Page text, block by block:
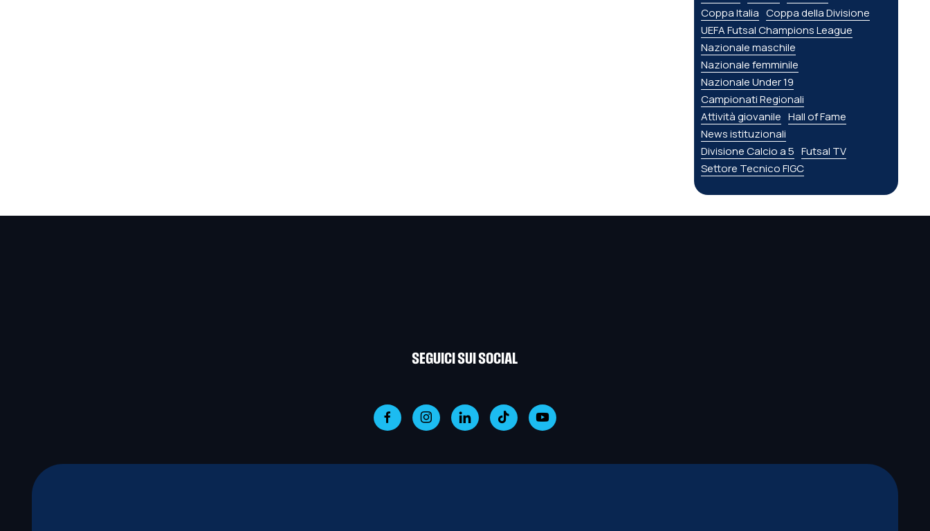
Coppa Italia Coppa della Divisione
UEFA Futsal Champions League
Nazionale maschile
Nazionale femminile
Nazionale Under 19
Campionati Regionali
Attività giovanile Hall of Fame
News istituzionali
Divisione Calcio a 5 Futsal TV
Settore Tecnico FIGC
SEGUICI SUI SOCIAL